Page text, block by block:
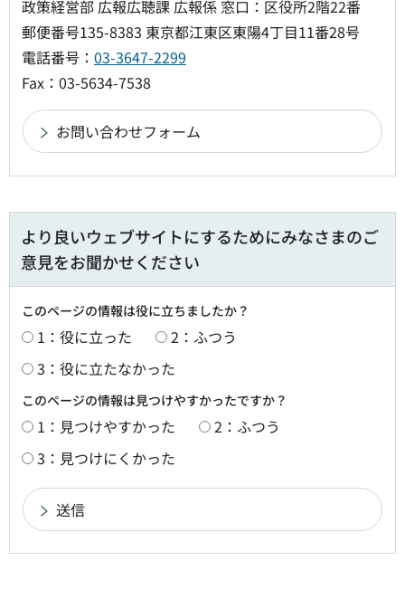
政策経営部 広報広聴課 広報係 窓口：区役所2階22番
郵便番号135-8383 東京都江東区東陽4丁目11番28号
電話番号： 03-3647-2299
Fax：03-5634-7538
より良いウェブサイトにするためにみなさまのご
意見をお聞かせください
このページの情報は役に立ちましたか？
1：役に立った
2：ふつう
3：役に立たなかった
このページの情報は見つけやすかったですか？
1：見つけやすかった
2：ふつう
3：見つけにくかった